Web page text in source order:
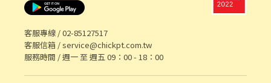
客服專線 /02-85127517
客服信箱 /service@chickpt.com.tw
服務時間 / 週一 至 週五 09：00 - 18：00